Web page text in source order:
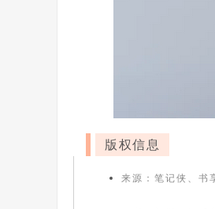
版权信息
来源：笔记侠、书